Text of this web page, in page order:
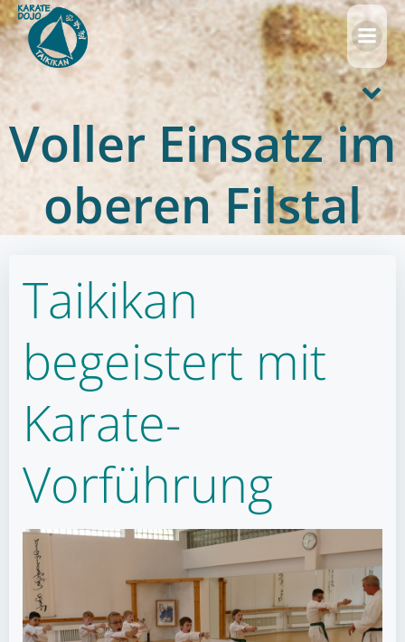
Zum
Inhalt
springen
Voller Einsatz im
oberen Filstal
Taikikan
begeistert mit
Karate-
Vorführung